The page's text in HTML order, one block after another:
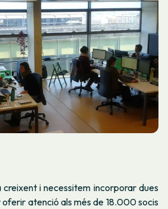
creixent i necessitem incorporar dues
oferir atenció als més de 18.000 socis